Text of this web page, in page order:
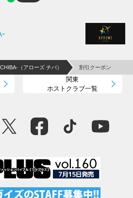
（アローズ チバ） 割引クーポン
関東
ホストクラブ一覧